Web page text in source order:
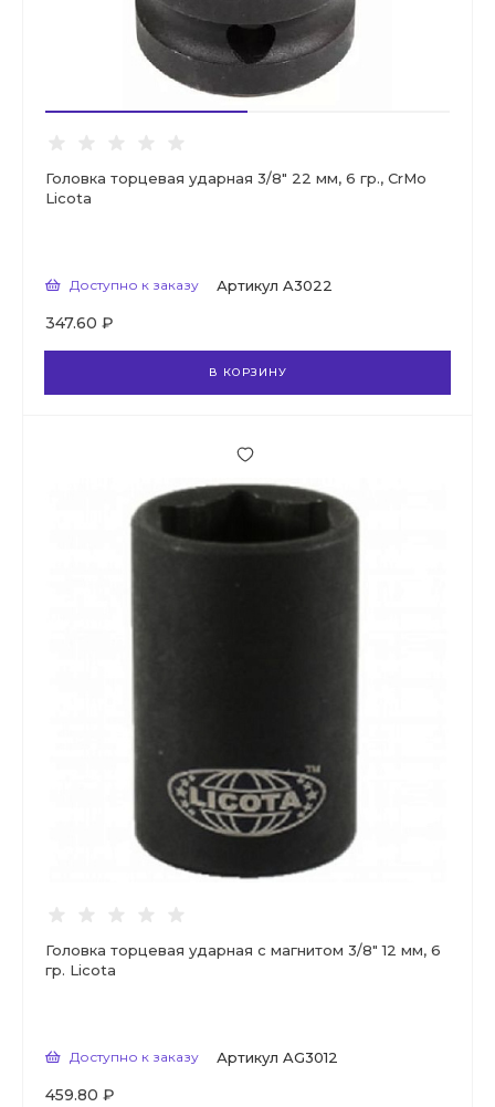
Головка торцевая ударная 3/8" 22 мм, 6 гр., CrMo
Licota
Доступно к заказу Артикул A3022
347.60 ₽
В КОРЗИНУ
Головка торцевая ударная с магнитом 3/8" 12 мм, 6
гр. Licota
Доступно к заказу Артикул AG3012
459.80 ₽